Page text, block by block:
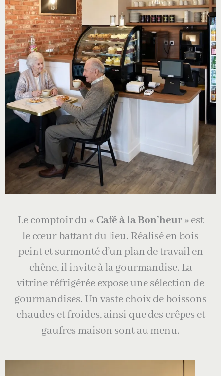
Le comptoir du « Café à la Bon’heur» est
le cœur battant du lieu. Réalisé en bois
peint et surmonté d’un plan de travail en
chêne, il invite à la gourmandise. La
vitrine réfrigérée expose une sélection de
gourmandises. Un vaste choix de boissons
chaudes et froides, ainsi que des crêpes et
gaufres maison sont au menu.